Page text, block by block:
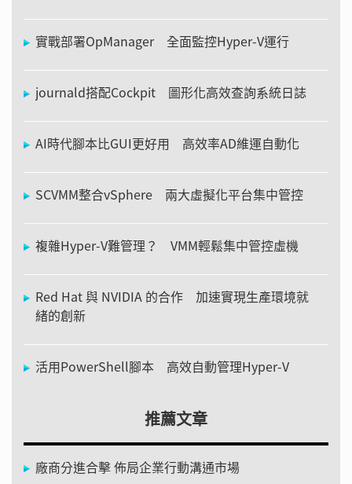
實戰部署OpManager 全面監控Hyper-V運行
journald搭配Cockpit 圖形化高效查詢系統日誌
AI時代腳本比GUI更好用 高效率AD維運自動化
SCVMM整合vSphere 兩大虛擬化平台集中管控
複雜Hyper-V難管理？ VMM輕鬆集中管控虛機
Red Hat 與 NVIDIA 的合作 加速實現生產環境就
緒的創新
活用PowerShell腳本 高效自動管理Hyper-V
推薦文章
廠商分進合擊 佈局企業行動溝通市場